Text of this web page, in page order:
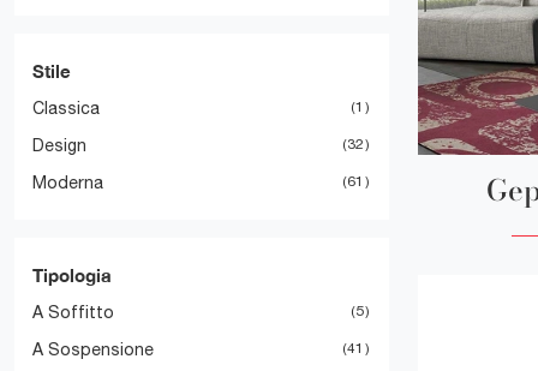
Stile
Classica 1
Design 32
Moderna 61
Tipologia
A Soffitto 5
A Sospensione 41